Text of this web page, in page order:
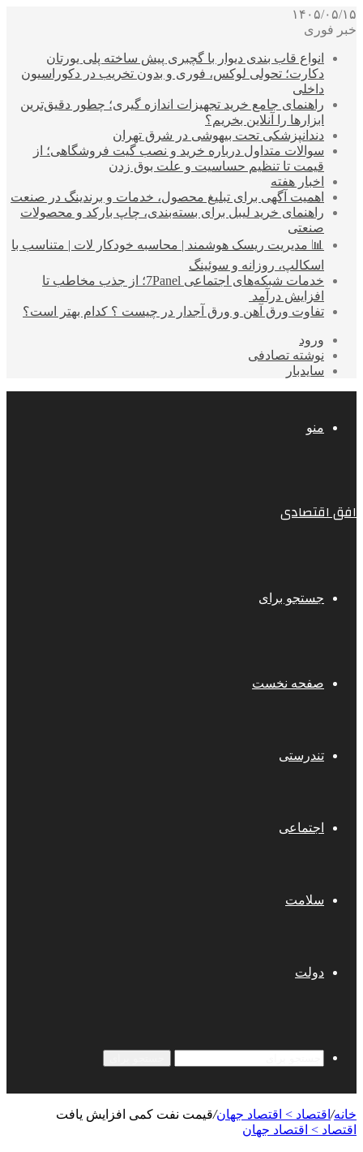
۱۴۰۵/۰۵/۱۵
خبر فوری
انواع قاب بندی دیوار با گچبری پیش ساخته پلی یورتان
دکارت؛ تحولی لوکس، فوری و بدون تخریب در دکوراسیون
داخلی
راهنمای جامع خرید تجهیزات اندازه گیری؛ چطور دقیق‌ترین
ابزارها را آنلاین بخریم؟
دندانپزشکی تحت بیهوشی در شرق تهران
سوالات متداول درباره خرید و نصب گیت فروشگاهی؛ از
قیمت تا تنظیم حساسیت و علت بوق زدن
اخبار هفته
اهمیت آگهی برای تبلیغ محصول، خدمات و برندینگ در صنعت
راهنمای خرید لیبل برای بسته‌بندی، چاپ بارکد و محصولات
صنعتی
📊 مدیریت ریسک هوشمند | محاسبه خودکار لات | متناسب با
اسکالپ، روزانه و سوئینگ
خدمات شبکه‌های اجتماعی 7Panel؛ از جذب مخاطب تا
افزایش درآمد
تفاوت ورق آهن و ورق آجدار در چیست ؟ کدام بهتر است؟
ورود
نوشته تصادفی
سایدبار
منو
افق اقتصادی
جستجو برای
صفحه نخست
تندرستی
اجتماعی
سلامت
دولت
خانه/ اقتصاد > اقتصاد جهان/قیمت نفت کمی افزایش یافت
اقتصاد > اقتصاد جهان